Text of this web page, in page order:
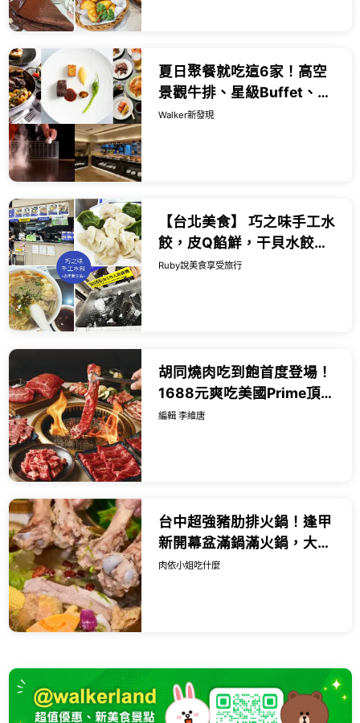
夏日聚餐就吃這6家！高空
景觀牛排、星級Buffet、鐵
板燒精選推薦，滙豐卓越理
Walker新發現
【台北美食】 巧之味手工水
餃，皮Q餡鮮，干貝水餃都
值得一試，酸辣湯也很推薦
Ruby說美食享受旅行
胡同燒肉吃到飽首度登場！
1688元爽吃美國Prime頂級
牛肉，七夕浪漫雙人餐999
編輯 李維唐
台中超強豬肋排火鍋！逢甲
新開幕盆滿鍋滿火鍋，大骨
小菜沙拉飲料吃到飽。
肉依小姐吃什麼